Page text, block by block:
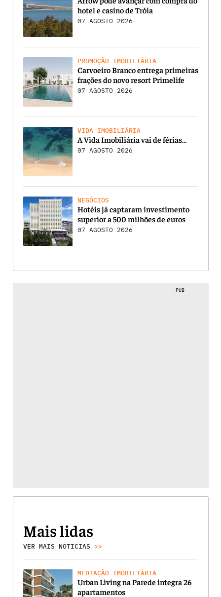
hotel e casino de Tróia
07 AGOSTO 2026
PROMOÇÃO IMOBILIÁRIA
Carvoeiro Branco entrega primeiras
frações do novo resort Primelife
07 AGOSTO 2026
VIDA IMOBILIÁRIA
A Vida Imobiliária vai de férias…
07 AGOSTO 2026
NEGÓCIOS
Hotéis já captaram investimento
superior a 500 milhões de euros
07 AGOSTO 2026
PUB
Mais lidas
VER MAIS NOTICIAS >>
MEDIAÇÃO IMOBILIÁRIA
Urban Living na Parede integra 26
apartamentos